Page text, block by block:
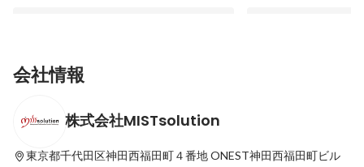
採用担当が知りたいホントのこと。
最新順で表示
会社情報
株式会社MISTsolution
東京都千代田区神田西福田町４番地ONEST神田西福田町ビル